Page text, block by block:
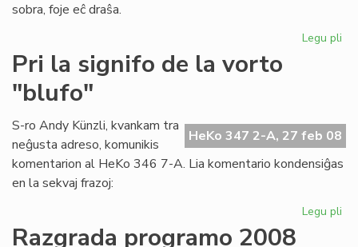
sobra, foje eĉ draŝa.
Legu pli
Pri la signifo de la vorto
"blufo"
HeKo 347 2-A, 27 feb 08
S-ro Andy Künzli, kvankam tra
neĝusta adreso, komunikis
komentarion al HeKo 346 7-A. Lia komentario kondensiĝas
en la sekvaj frazoj:
Legu pli
Razgrada programo 2008